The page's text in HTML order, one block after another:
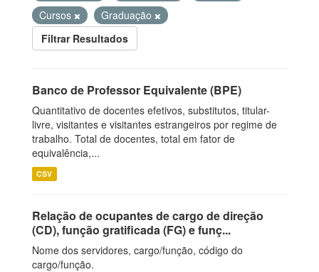
Cursos
Graduação
Filtrar Resultados
Banco de Professor Equivalente (BPE)
Quantitativo de docentes efetivos, substitutos, titular-
livre, visitantes e visitantes estrangeiros por regime de
trabalho. Total de docentes, total em fator de
equivalência,...
CSV
Relação de ocupantes de cargo de direção
(CD), função gratificada (FG) e funç...
Nome dos servidores, cargo/função, código do
cargo/função.